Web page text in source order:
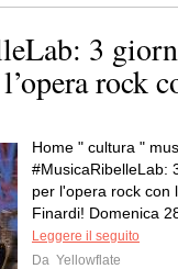
3
rock
Home " cultura "
#MusicaRibelleLab:
per l'opera rock con
Finardi! Domenica
Leggere il seguito
Da Yellowflate